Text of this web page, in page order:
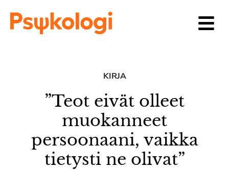
KIRJA
”Teot eivät olleet
muokanneet
persoonaani, vaikka
tietysti ne olivat”